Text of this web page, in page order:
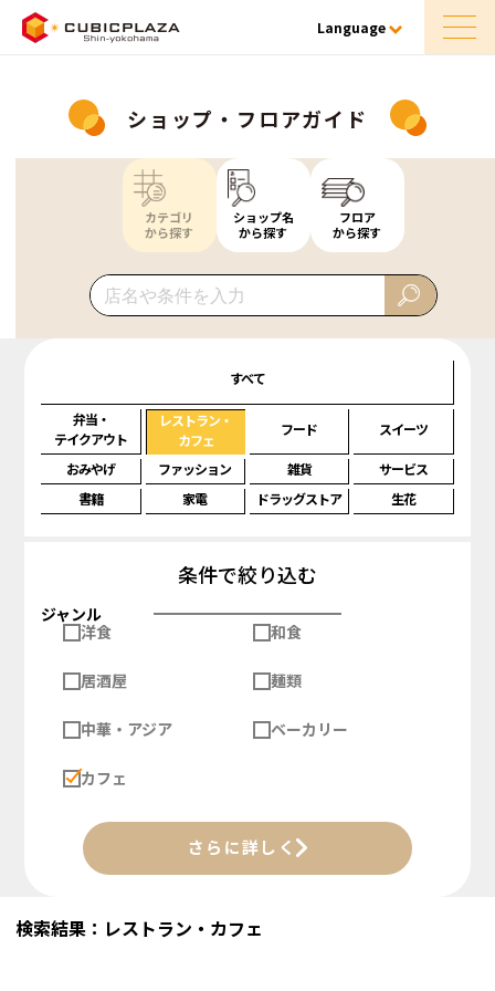
Language
ショップ・フロアガイド
カテゴリ
から探す
ショップ名
から探す
フロア
から探す
すべて
弁当・
テイクアウト
レストラン・
カフェ
フード スイーツ
おみやげ ファッション 雑貨
サービス
書籍
家電 ドラッグストア 生花
条件で絞り込む
ジャンル
洋食
和食
居酒屋 麺類
中華・アジア ベーカリー
カフェ
さらに詳しく
検索結果：レストラン・カフェ